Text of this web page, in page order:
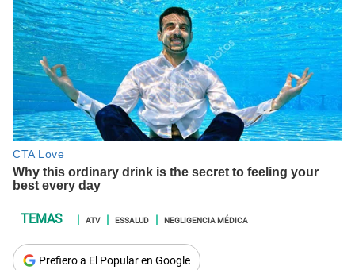
ATV ESSALUD NEGLIGENCIA MÉDICA
Prefiero a El Popular en Google